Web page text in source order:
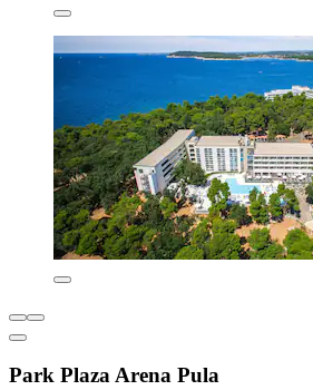
Park Plaza Arena Pula